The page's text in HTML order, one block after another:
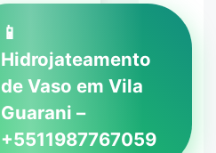
📱
Hidrojateamento
de Vaso em Vila
Guarani –
+5511987767059